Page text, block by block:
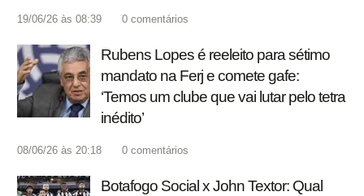
19/06/26 às 08:39 0 comentários
Rubens Lopes é reeleito para sétimo
mandato na Ferj e comete gafe:
‘Temos um clube que vai lutar pelo tetra
inédito’
08/06/26 às 20:18 0 comentários
Botafogo Social x John Textor: Qual